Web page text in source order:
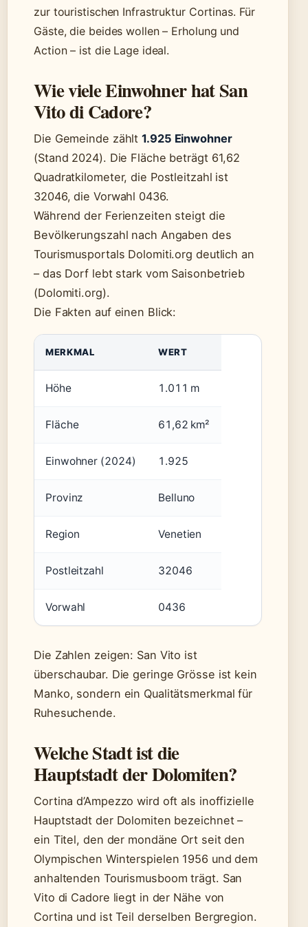
zur touristischen Infrastruktur Cortinas. Für
Gäste, die beides wollen – Erholung und
Action – ist die Lage ideal.
Wie viele Einwohner hat San
Vito di Cadore?
Die Gemeinde zählt1.925 Einwohner
(Stand 2024). Die Fläche beträgt 61,62
Quadratkilometer, die Postleitzahl ist
32046, die Vorwahl 0436.
Während der Ferienzeiten steigt die
Bevölkerungszahl nach Angaben des
Tourismusportals Dolomiti.org deutlich an
– das Dorf lebt stark vom Saisonbetrieb
(Dolomiti.org).
Die Fakten auf einen Blick:
MERKMAL WERT
Höhe 1.011 m
Fläche 61,62 km²
Einwohner (2024) 1.925
Provinz Belluno
Region Venetien
Postleitzahl 32046
Vorwahl 0436
Die Zahlen zeigen: San Vito ist
überschaubar. Die geringe Grösse ist kein
Manko, sondern ein Qualitätsmerkmal für
Ruhesuchende.
Welche Stadt ist die
Hauptstadt der Dolomiten?
Cortina d’Ampezzo wird oft als inoffizielle
Hauptstadt der Dolomiten bezeichnet –
ein Titel, den der mondäne Ort seit den
Olympischen Winterspielen 1956 und dem
anhaltenden Tourismusboom trägt. San
Vito di Cadore liegt in der Nähe von
Cortina und ist Teil derselben Bergregion.